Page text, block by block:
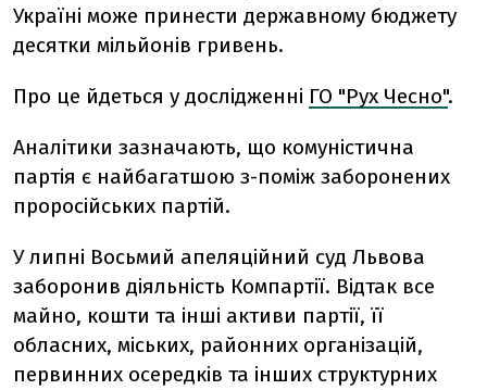
Україні може принести державному бюджету
десятки мільйонів гривень.
Про це йдеться у дослідженні ГО "Рух Чесно".
Аналітики зазначають, що комуністична
партія є найбагатшою з-поміж заборонених
проросійських партій.
У липні Восьмий апеляційний суд Львова
заборонив діяльність Компартії. Відтак все
майно, кошти та інші активи партії, її
обласних, міських, районних організацій,
первинних осередків та інших структурних